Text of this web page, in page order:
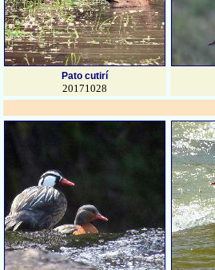
Pato cutirí
20171028